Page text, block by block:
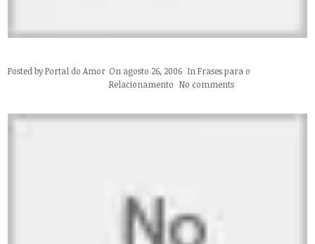
Posted byPortal do Amor On agosto 26, 2006 InFrases para o
Relacionamento No comments